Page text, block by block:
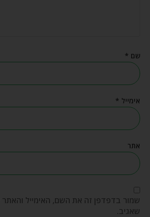
שם *
אימייל *
אתר
שמור בדפדפן זה את השם, האימייל
שאגיב.